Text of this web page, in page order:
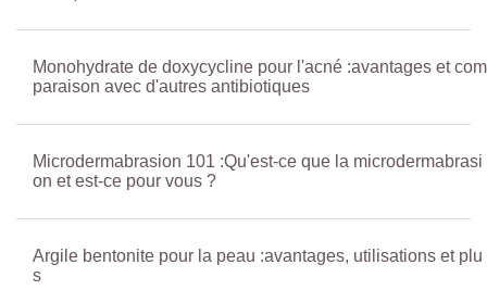
Monohydrate de doxycycline pour l'acné :avantages et com
paraison avec d'autres antibiotiques
Microdermabrasion 101 :Qu'est-ce que la microdermabrasi
on et est-ce pour vous ?
Argile bentonite pour la peau :avantages, utilisations et plu
s